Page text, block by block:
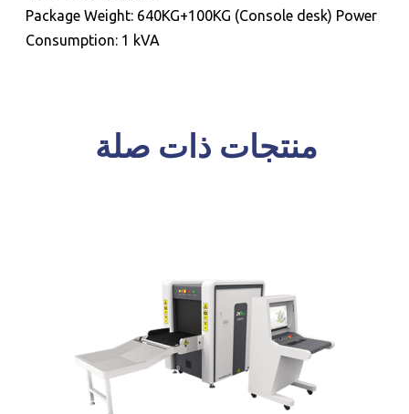
Package Weight: 640KG+100KG (Console desk) Power
Consumption: 1 kVA
منتجات ذات صلة
للحجز و الاستعلام